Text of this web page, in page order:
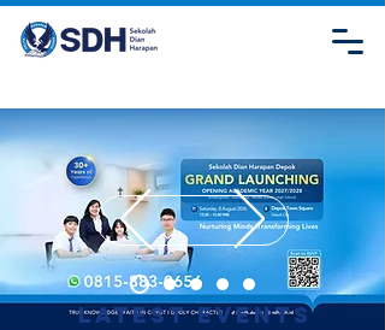
Latest Events